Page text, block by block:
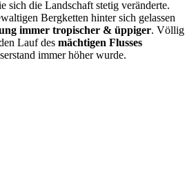
sich die Landschaft stetig veränderte.
Bergketten hinter sich gelassen
immer tropischer & üppiger. Völlig
Lauf des mächtigen Flusses
immer höher wurde.